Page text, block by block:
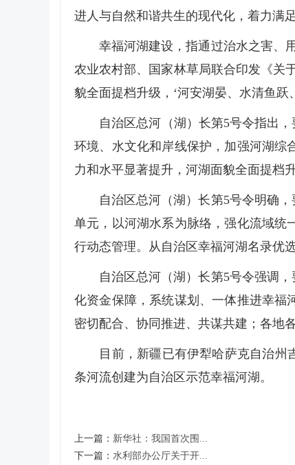
进人与自然和谐共生的现代化，着力满
幸福河湖建设，指通过治水之害、用
农业农村部、国家林草局联合印发《关
貌全面提档升级，‘河安湖晏、水清鱼
自治区总河（湖）长第5号令指出，
环境、水文化和岸线保护，加强河湖综
力和水平显著提升，河湖面貌全面提档升
自治区总河（湖）长第5号令明确，
单元，以河湖水系为脉络，强化流域统
行动态管理。从自治区幸福河湖名录优
自治区总河（湖）长第5号令强调，
化资金保障，系统谋划、一体推进幸福
密切配合、协同推进、共谋共建；各地
目前，新疆已有伊犁哈萨克自治州吉
条河流创建为自治区示范幸福河湖。
上一篇： 新华社：我国首次围...
下一篇： 水利部办公厅关于开...